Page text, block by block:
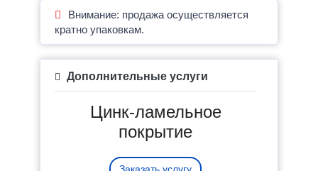
Внимание: продажа осуществляется
кратно упаковкам.
Дополнительные услуги
Цинк-ламельное
покрытие
Заказать услугу